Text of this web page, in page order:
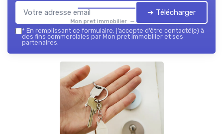
Mon pret immobilier — 2026
➔ Télécharger
* En remplissant ce formulaire, j’accepte d’être contacté(e) à
des fins commerciales par Mon pret immobilier et ses
partenaires.